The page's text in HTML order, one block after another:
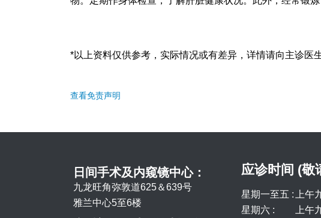
*以上资料仅供参考，实际情况或有差异，详情请向主诊医生
查看免责声明
日间手术及内窥镜中心：
九龙旺角弥敦道625＆639号
雅兰中心5至6楼
应诊时间 (敬
星期一至五 :
上午
星期六 :
上午